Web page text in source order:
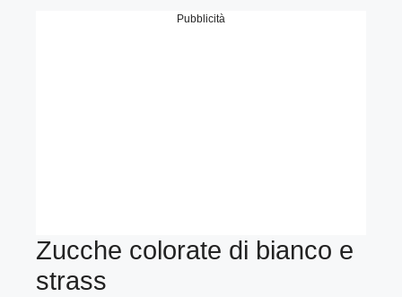
Pubblicità
Zucche colorate di bianco e
strass